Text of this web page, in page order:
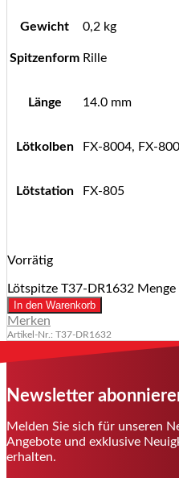
Gewicht 0,2 kg
Spitzenform Rille
Länge 14.0 mm
Lötkolben FX-8004, FX-
Lötstation FX-805
Vorrätig
Lötspitze T37-DR1632 Menge
In den Warenkorb
Merken
Artikel-Nr.: T37-DR1632
Newsletter
Melden Sie sich für unseren
Angebote und exklusive
erhalten.